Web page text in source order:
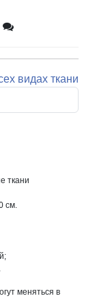
видах ткани
ткани
см.
меняться в